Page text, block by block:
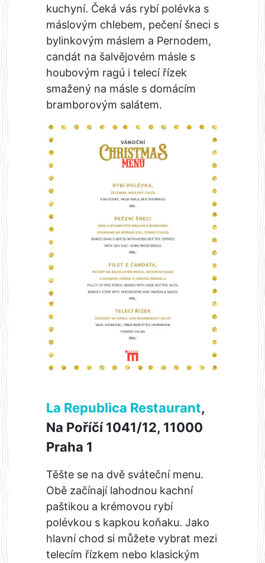
kuchyní. Čeká vás rybí polévka s
máslovým chlebem, pečení šneci s
bylinkovým máslem a Pernodem,
candát na šalvějovém másle s
houbovým ragú i telecí řízek
smažený na másle s domácím
bramborovým salátem.
La Republica Restaurant,
Na Poříčí 1041/12, 11000
Praha 1
Těšte se na dvě sváteční menu.
Obě začínají lahodnou kachní
paštikou a krémovou rybí
polévkou s kapkou koňaku. Jako
hlavní chod si můžete vybrat mezi
telecím řízkem nebo klasickým